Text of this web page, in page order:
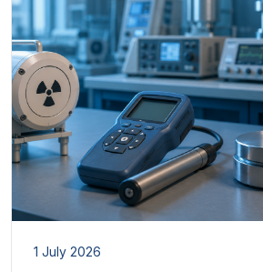
1 July 2026